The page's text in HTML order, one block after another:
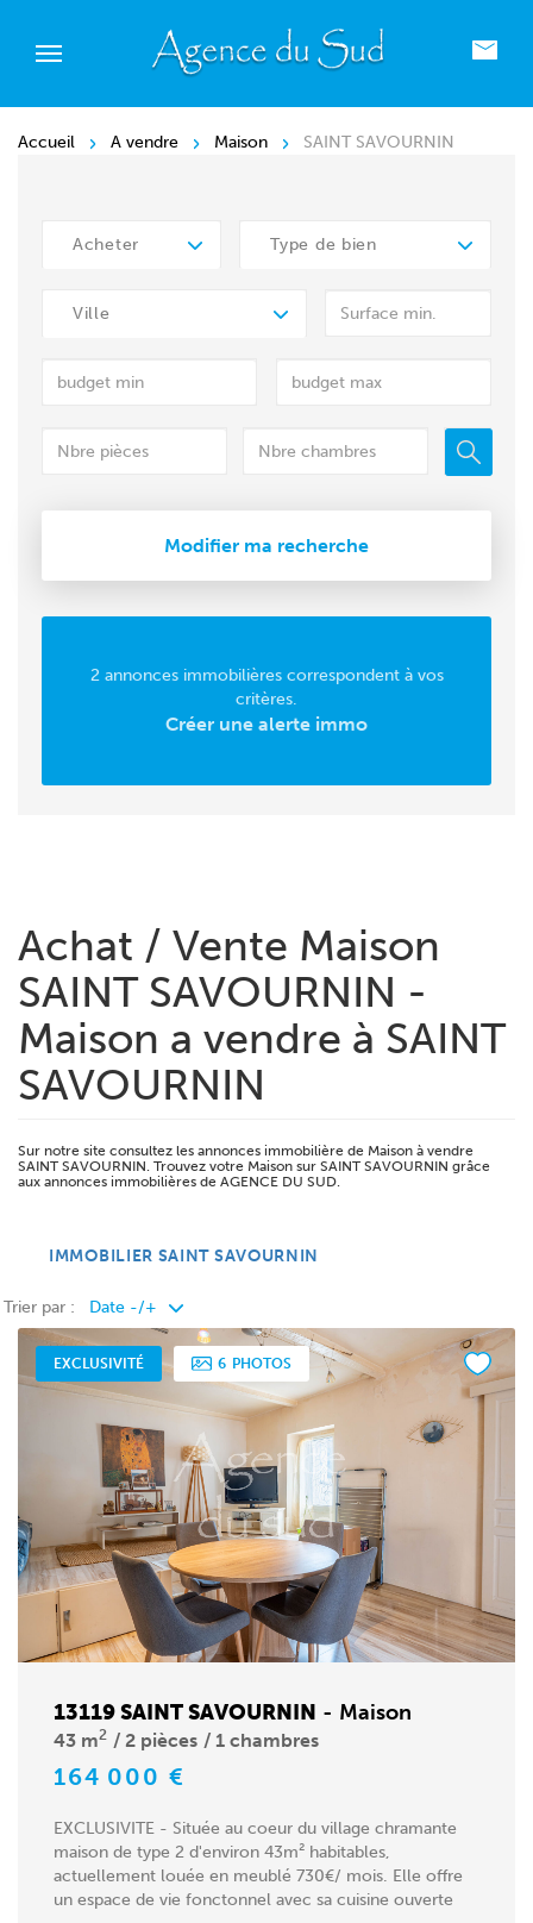
Accueil A vendre Maison SAINT SAVOURNIN
Acheter Type de bien
Ville
Modifier ma recherche
2 annonces immobilières correspondent à vos
critères.
Créer une alerte immo
Achat / Vente Maison
SAINT SAVOURNIN -
Maison a vendre à SAINT
SAVOURNIN
Sur notre site consultez les annonces immobilière de Maison à vendre
SAINT SAVOURNIN. Trouvez votre Maison sur SAINT SAVOURNIN grâce
aux annonces immobilières de AGENCE DU SUD.
IMMOBILIER SAINT SAVOURNIN
Trier par :
EXCLUSIVITÉ 6 PHOTOS
13119 SAINT SAVOURNIN - Maison
43 m2 2 pièces 1 chambres
164 000 €
EXCLUSIVITE - Située au coeur du village chramante
maison de type 2 d'environ 43m² habitables,
actuellement louée en meublé 730€/ mois. Elle offre
un espace de vie fonctonnel avec sa cuisine ouverte